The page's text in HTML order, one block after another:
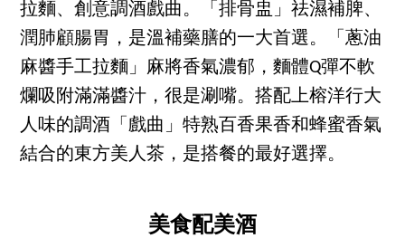
拉麵、創意調酒戲曲。「排骨盅」祛濕補脾、
潤肺顧腸胃，是溫補藥膳的一大首選。「蔥油
麻醬手工拉麵」麻將香氣濃郁，麵體Q彈不軟
爛吸附滿滿醬汁，很是涮嘴。搭配上榕洋行大
人味的調酒「戲曲」特熟百香果香和蜂蜜香氣
結合的東方美人茶，是搭餐的最好選擇。
美食配美酒